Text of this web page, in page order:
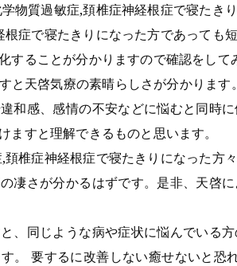
物質過敏症,頚椎症神経根症で寝た
症で寝たきりになった方であって
ることが分かりますので確認をして
と天啓気療の素晴らしさが分かりま
和感、感情の不安などに悩むと同時
すと理解できるものと思います。
椎症神経根症で寝たきりになった
凄さが分かるはずです。是非、天啓
、同じような病や症状に悩んでいる
。 要するに改善しない癒せないと